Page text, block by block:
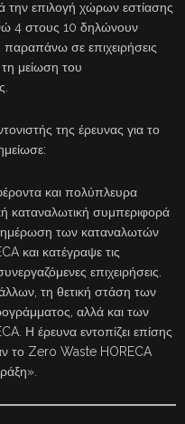
την επιλογή χώρων εστίασης
4 στους 10 δηλώνουν
παραπάνω σε επιχειρήσεις
μείωση του
της έρευνας για το
και πολύπλευρα
καταναλωτική συμπεριφορά
των καταναλωτών
και κατέγραψε τις
επιχειρήσεις.
τη θετική στάση των
αλλά και των
Η έρευνα εντοπίζει επίσης
το Zero Waste HORECA